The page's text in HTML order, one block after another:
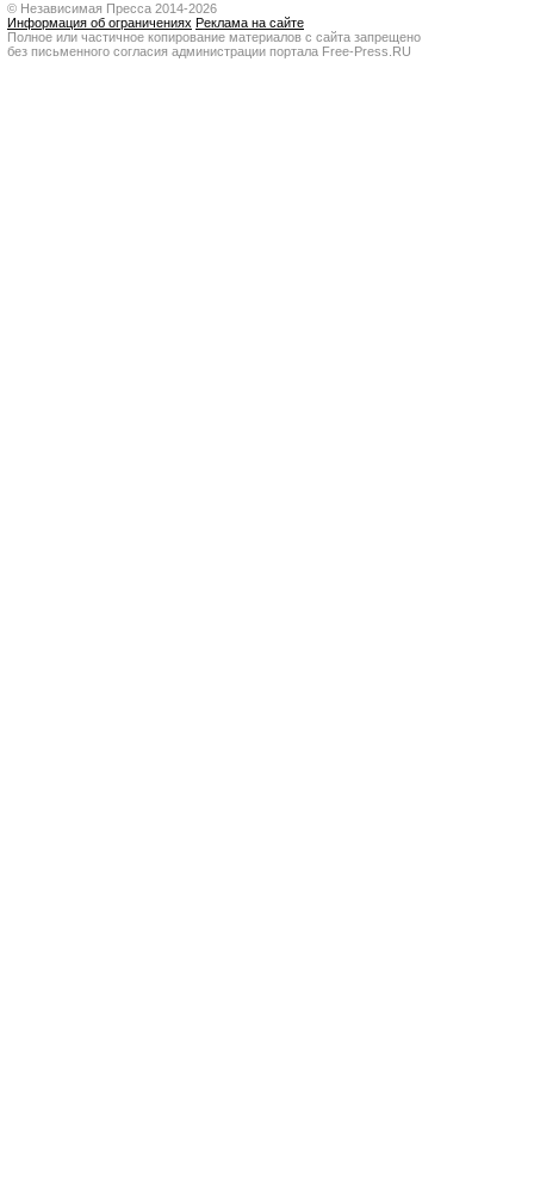
© Независимая Пресса 2014-2026
Информация об ограничениях Реклама на сайте
Полное или частичное копирование материалов с сайта запрещено
без письменного согласия администрации портала Free-Press.RU